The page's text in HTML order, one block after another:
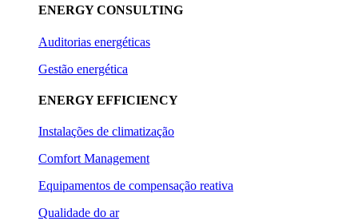
ENERGY CONSULTING
Auditorias energéticas
Gestão energética
ENERGY EFFICIENCY
Instalações de climatização
Comfort Management
Equipamentos de compensação reativa
Qualidade do ar